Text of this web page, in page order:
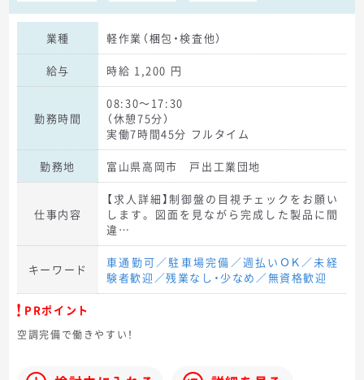
業種 軽作業（梱包・検査他）
給与 時給 1,200 円
勤務時間
08:30～17:30
（休憩75分）
実働7時間45分 フルタイム
勤務地 富山県高岡市 戸出工業団地
仕事内容
【求人詳細】制御盤の目視チェックをお願い
します。図面を見ながら完成した製品に間
違…
キーワード
車通勤可／駐車場完備／週払いＯＫ／未経
験者歓迎／残業なし・少なめ／無資格歓迎
PRポイント
空調完備で働きやすい！